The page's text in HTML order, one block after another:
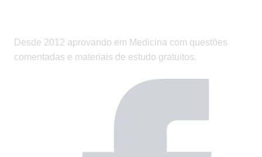
Desde 2012 aprovando em Medicina com questões
comentadas e materiais de estudo gratuitos.